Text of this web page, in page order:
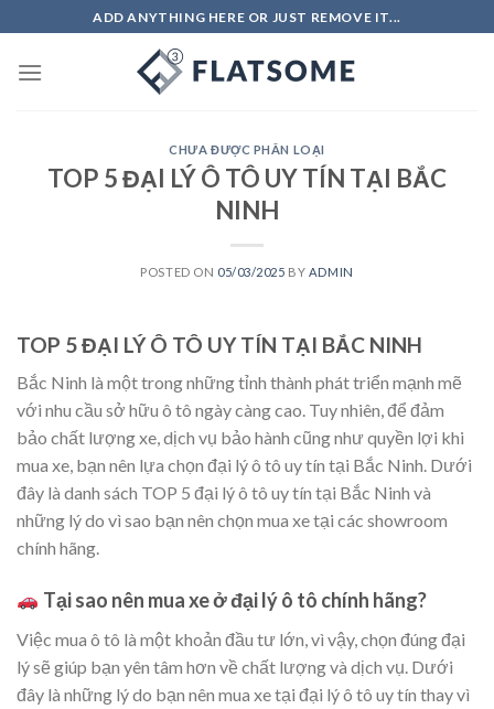
to
content
ADD ANYTHING HERE OR JUST REMOVE IT...
CHƯA ĐƯỢC PHÂN LOẠI
TOP 5 ĐẠI LÝ Ô TÔ UY TÍN TẠI BẮC
NINH
POSTED ON 05/03/2025 BY ADMIN
TOP 5 ĐẠI LÝ Ô TÔ UY TÍN TẠI BẮC NINH
Bắc Ninh là một trong những tỉnh thành phát triển mạnh mẽ
với nhu cầu sở hữu ô tô ngày càng cao. Tuy nhiên, để đảm
bảo chất lượng xe, dịch vụ bảo hành cũng như quyền lợi khi
mua xe, bạn nên lựa chọn đại lý ô tô uy tín tại Bắc Ninh. Dưới
đây là danh sách TOP 5 đại lý ô tô uy tín tại Bắc Ninh và
những lý do vì sao bạn nên chọn mua xe tại các showroom
chính hãng.
Tại sao nên mua xe ở đại lý ô tô chính hãng?
Việc mua ô tô là một khoản đầu tư lớn, vì vậy, chọn đúng đại
lý sẽ giúp bạn yên tâm hơn về chất lượng và dịch vụ. Dưới
đây là những lý do bạn nên mua xe tại đại lý ô tô uy tín thay vì